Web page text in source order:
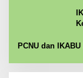
PCNU dan